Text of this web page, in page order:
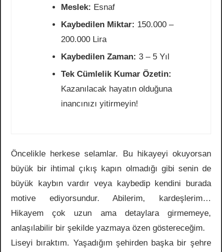
Meslek: Esnaf
Kaybedilen Miktar: 150.000 –
200.000 Lira
Kaybedilen Zaman: 3 – 5 Yıl
Tek Cümlelik Kumar Özetin:
Kazanılacak hayatın olduğuna
inancınızı yitirmeyin!
Öncelikle herkese selamlar. Bu hikayeyi okuyorsan
büyük bir ihtimal çıkış kapın olmadığı gibi senin de
büyük kaybın vardır veya kaybedip kendini burada
motive ediyorsundur. Abilerim, kardeşlerim…
Hikayem çok uzun ama detaylara girmemeye,
anlaşılabilir bir şekilde yazmaya özen göstereceğim.
Liseyi bıraktım. Yaşadığım şehirden başka bir şehre